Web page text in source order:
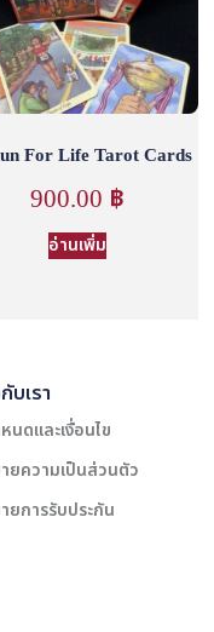
For Life Tarot Cards
900.00 ฿
อ่านเพิ่ม
บเรา
นดและเงื่อนไข
ยความเป็นส่วนตัว
ยการรับประกัน